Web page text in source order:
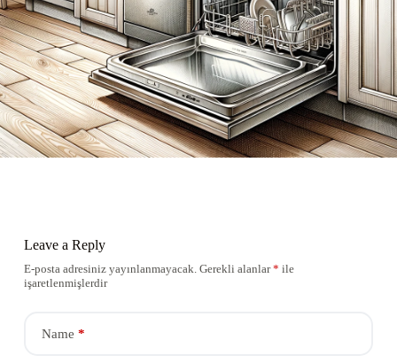
Leave a Reply
E-posta adresiniz yayınlanmayacak. Gerekli alanlar* ile
işaretlenmişlerdir
Name *